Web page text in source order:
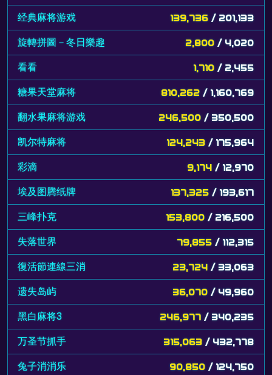
经典麻将游戏 139,736 / 201,133
旋轉拼圖－冬日樂趣 2,800 / 4,020
看看 1,710 / 2,455
糖果天堂麻将 810,262 / 1,160,769
翻水果麻将游戏 246,500 / 350,500
凯尔特麻将 124,243 / 175,964
彩滴 9,174 / 12,970
埃及图腾纸牌 137,325 / 193,617
三峰扑克 153,800 / 216,500
失落世界 79,855 / 112,315
復活節連線三消 23,724 / 33,063
遗失岛屿 36,070 / 49,960
黑白麻将3 246,977 / 340,235
万圣节抓手 315,063 / 432,778
兔子消消乐 90,850 / 124,750